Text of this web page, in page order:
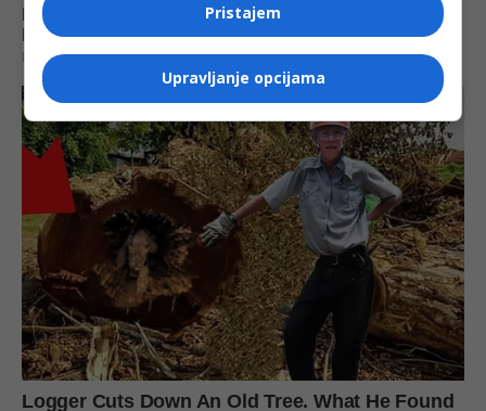
Pristajem
Upravljanje opcijama